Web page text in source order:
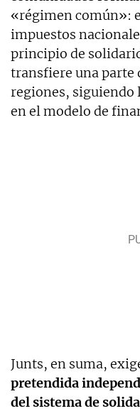
«régimen común»:
impuestos
principio de
transfiere una parte
regiones, siguiendo
en el modelo de
Junts, en suma,
pretendida
del sistema de